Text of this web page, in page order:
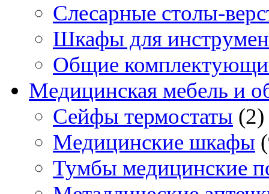
Слесарные столы-
Шкафы для
Общие
Медицинская мебель и
Сейфы термостаты (2)
Медицинские шкафы
Тумбы медицинские